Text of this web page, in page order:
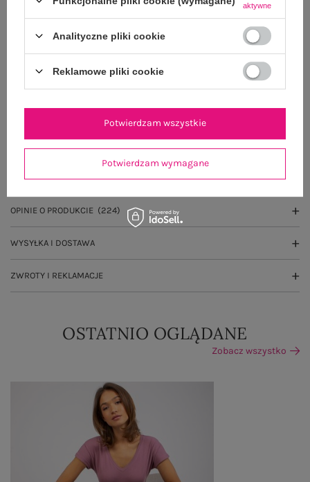
Do darmowej dostawy brakuje 200,00 zł
Zamów w ciągu02:08:03 sek.
a wyślemyjeszcze dzisiaj!
GŁÓWNE PARAMETRY
OPINIE O PRODUKCIE (224)
WYSYŁKA I DOSTAWA
ZWROTY I REKLAMACJE
OSTATNIO OGLĄDANE
Zobacz wszystko
aktywne
Analityczne pliki cookie
Reklamowe pliki cookie
Potwierdzam wymagane
Potwierdzam wszystkie